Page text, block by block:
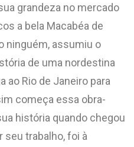
grandeza no mercado
a bela Macabéa de
ninguém, assumiu o
de uma nordestina
ao Rio de Janeiro para
começa essa obra-
história quando chegou
seu trabalho, foi à